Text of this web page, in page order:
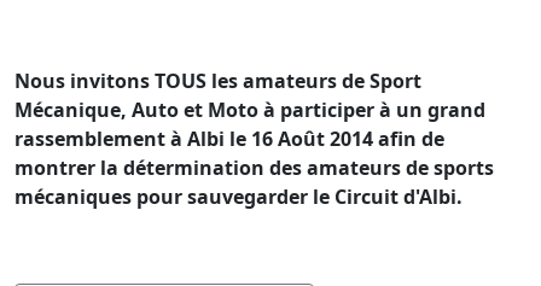
Nous invitons TOUS les amateurs de Sport
Mécanique, Auto et Moto à participer à un grand
rassemblement à Albi le 16 Août 2014 afin de
montrer la détermination des amateurs de sports
mécaniques pour sauvegarder le Circuit d'Albi.